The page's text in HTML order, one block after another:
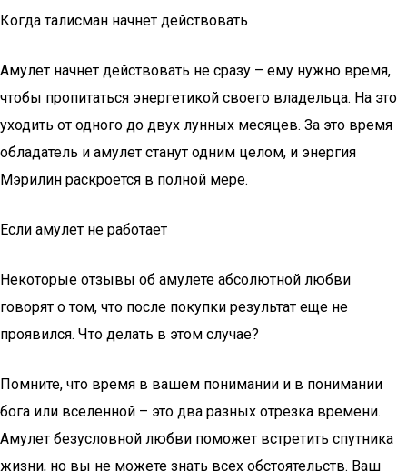
Когда талисман начнет действовать
Амулет начнет действовать не сразу – ему нужно время,
чтобы пропитаться энергетикой своего владельца. На это
уходить от одного до двух лунных месяцев. За это время
обладатель и амулет станут одним целом, и энергия
Мэрилин раскроется в полной мере.
Если амулет не работает
Некоторые отзывы об амулете абсолютной любви
говорят о том, что после покупки результат еще не
проявился. Что делать в этом случае?
Помните, что время в вашем понимании и в понимании
бога или вселенной – это два разных отрезка времени.
Амулет безусловной любви поможет встретить спутника
жизни, но вы не можете знать всех обстоятельств. Ваш